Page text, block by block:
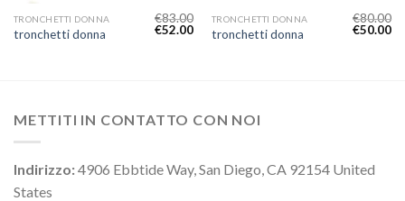
TRONCHETTI DONNA
tronchetti donna
€83.00
€52.00
TRONCHETTI DONNA
tronchetti donna
€80.00
€50.00
METTITI IN CONTATTO CON NOI
Indirizzo:4906 Ebbtide Way, San Diego, CA 92154 United
States